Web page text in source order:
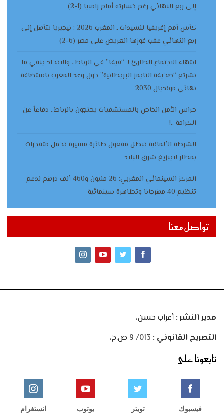
إلى ربع النهائي رغم خسارته أمام زامبيا (1-2)
كأس أمم إفريقيا للسيدات ـ المغرب 2026 : نيجيريا تتأهل إلى
ربع النهائي عقب فوزها العريض على مصر (6-2)
انتهاء الاجتماع الطارئ لـ “فيفا” في الرباط.. والاتحاد ينفي ما
نشرتع “صحيفة التايمز البريطانية” حول وعد المغرب باستضافة
نهائي مونديال 2030
حراس الأمن الخاص بالمستشفيات يحتجون بالرباط.. دفاعاً عن
الكرامة ..!
الشرطة الألمانية تبطل مفعول طائرة مسيرة تحمل متفجرات
بمطار لايبزيغ شرق البلاد
المركز السينمائي المغربي: 26 مليون و460 ألف درهم لدعم
تنظيم 40 مهرجانا وتظاهرة سينمائية
تواصل معنا
مدير النشر :أعراب حسن،
التصريح القانوني :
تابعونا على
فيسبوك تويتر يوتوب انستغرام